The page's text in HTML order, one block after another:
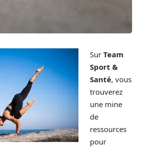
Sur Team
Sport &
Santé, vous
trouverez
une mine
de
ressources
pour